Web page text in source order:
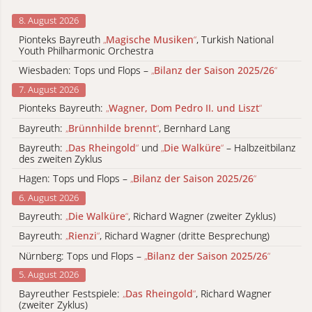
8. August 2026
Pionteks Bayreuth „Magische Musiken“, Turkish National
Youth Philharmonic Orchestra
Wiesbaden: Tops und Flops – „Bilanz der Saison 2025/26“
7. August 2026
Pionteks Bayreuth: „Wagner, Dom Pedro II. und Liszt“
Bayreuth: „Brünnhilde brennt“, Bernhard Lang
Bayreuth: „Das Rheingold“ und „Die Walküre“ – Halbzeitbilanz
des zweiten Zyklus
Hagen: Tops und Flops – „Bilanz der Saison 2025/26“
6. August 2026
Bayreuth: „Die Walküre“, Richard Wagner (zweiter Zyklus)
Bayreuth: „Rienzi“, Richard Wagner (dritte Besprechung)
Nürnberg: Tops und Flops – „Bilanz der Saison 2025/26“
5. August 2026
Bayreuther Festspiele: „Das Rheingold“, Richard Wagner
(zweiter Zyklus)